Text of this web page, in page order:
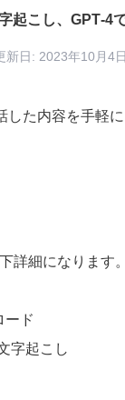
起こし、GPT-4
日: 2023年10月4日
した内容を手軽
詳細になります。
ード
字起こし